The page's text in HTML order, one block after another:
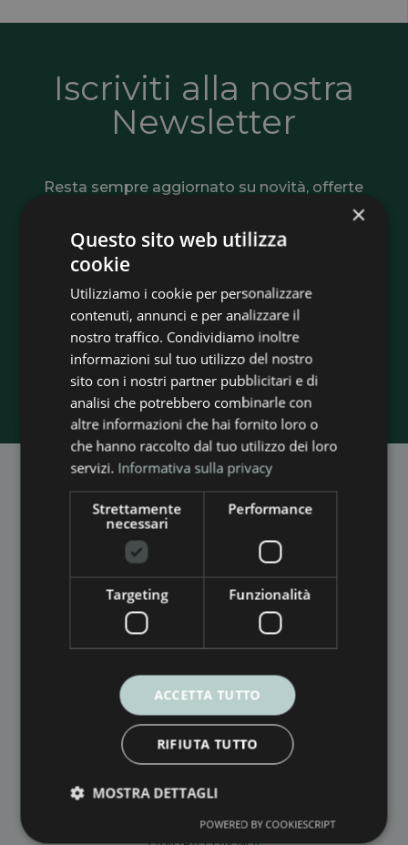
Iscriviti alla nostra
Newsletter
Resta sempre aggiornato su novità, offerte
e soluzioni per l’efficienza energetica. Ricevi
consigli utili, informazioni sugli incentivi e
tutte le opportunità per risparmiare e
rendere più sostenibile la tua casa o la tua
azienda.
Iscriviti adesso
SEDE LEGALE
Via Saverio Bianchini, 116
SEDE OPERATIVA
Via Casale Luparini, 12/B
06034 Foligno (PG)
P.IVA02598510465
PERSONAL DATA PROTECTION POLICY
COOKIES POLICY
×
Questo sito web utilizza
cookie
Utilizziamo i cookie per personalizzare
contenuti, annunci e per analizzare il
nostro traffico. Condividiamo inoltre
informazioni sul tuo utilizzo del nostro
sito con i nostri partner pubblicitari e di
analisi che potrebbero combinarle con
altre informazioni che hai fornito loro o
che hanno raccolto dal tuo utilizzo dei loro
servizi. Informativa sulla privacy
Strettamente
necessari
Performance
Targeting Funzionalità
ACCETTA TUTTO
RIFIUTA TUTTO
MOSTRA DETTAGLI
POWERED BY COOKIESCRIPT